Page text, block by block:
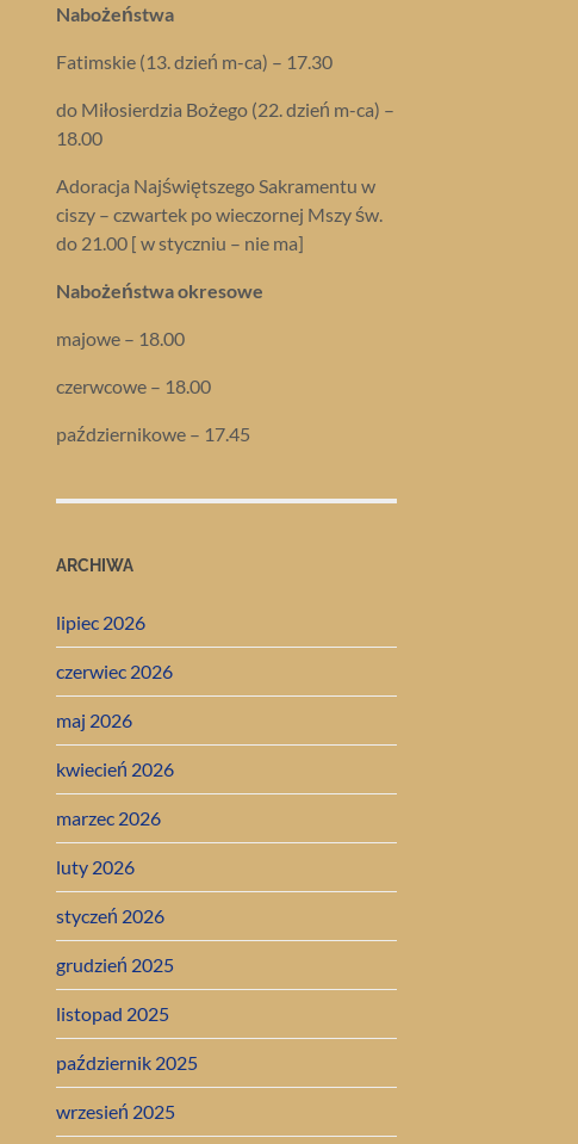
Nabożeństwa
Fatimskie (13. dzień m-ca) – 17.30
do Miłosierdzia Bożego (22. dzień m-ca) –
18.00
Adoracja Najświętszego Sakramentu w
ciszy – czwartek po wieczornej Mszy św.
do 21.00 [ w styczniu – nie ma]
Nabożeństwa okresowe
majowe – 18.00
czerwcowe – 18.00
październikowe – 17.45
ARCHIWA
lipiec 2026
czerwiec 2026
maj 2026
kwiecień 2026
marzec 2026
luty 2026
styczeń 2026
grudzień 2025
listopad 2025
październik 2025
wrzesień 2025